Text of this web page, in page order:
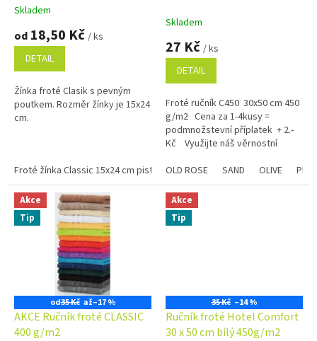
Průměrné
produktu
5,0
5
hvězdiček.
Skladem
od 18,50 Kč / ks
DETAIL
Žínka froté Clasik s pevným
poutkem. Rozměr žínky je 15x24
cm.
Froté žínka Classic 15x24 cm pistáciová Froté žínka Classic 15x24
Skladem
27 Kč / ks
DETAIL
Froté ručník C450 30x50 cm 450
g/m2 Cena za 1-4kusy =
podmnožstevní příplatek + 2.-
Kč Využijte náš věrnostní
OLD ROSE
SAND OLIVE
Akce
Tip
od35 Kč až–17 %
AKCE Ručník froté CLASSIC
400 g/m2
Akce
Tip
35 Kč –14 %
Ručník froté Hotel Comfort
30 x 50 cm bílý 450g/m2